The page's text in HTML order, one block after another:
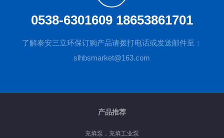
0538-6301609 18653861701
了解泰安三立环保订购产品请拨打电话或发送邮件至：
slhbsmarket@163.com
产品推荐
充填泵，充填工业泵